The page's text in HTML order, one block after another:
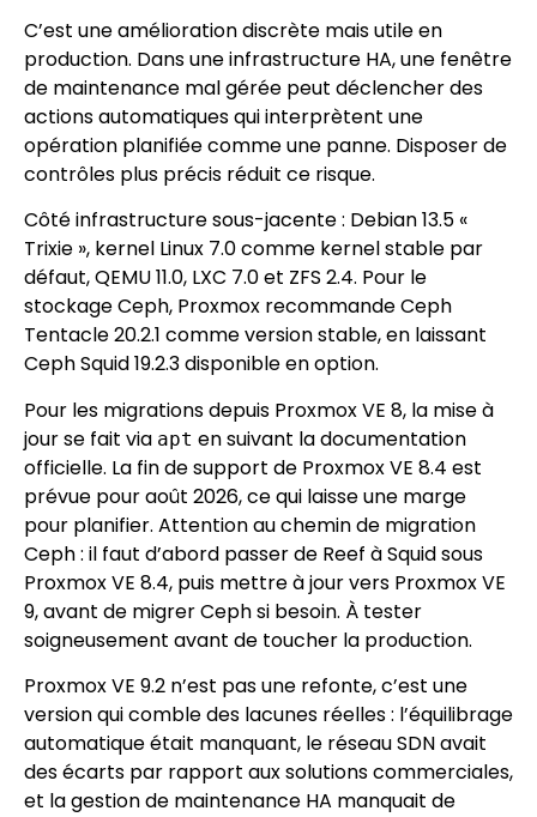
C’est une amélioration discrète mais utile en
production. Dans une infrastructure HA, une fenêtre
de maintenance mal gérée peut déclencher des
actions automatiques qui interprètent une
opération planifiée comme une panne. Disposer de
contrôles plus précis réduit ce risque.
Côté infrastructure sous-jacente : Debian 13.5 «
Trixie », kernel Linux 7.0 comme kernel stable par
défaut, QEMU 11.0, LXC 7.0 et ZFS 2.4. Pour le
stockage Ceph, Proxmox recommande Ceph
Tentacle 20.2.1 comme version stable, en laissant
Ceph Squid 19.2.3 disponible en option.
Pour les migrations depuis Proxmox VE 8, la mise à
jour se fait via apt en suivant la documentation
officielle. La fin de support de Proxmox VE 8.4 est
prévue pour août 2026, ce qui laisse une marge
pour planifier. Attention au chemin de migration
Ceph : il faut d’abord passer de Reef à Squid sous
Proxmox VE 8.4, puis mettre à jour vers Proxmox VE
9, avant de migrer Ceph si besoin. À tester
soigneusement avant de toucher la production.
Proxmox VE 9.2 n’est pas une refonte, c’est une
version qui comble des lacunes réelles : l’équilibrage
automatique était manquant, le réseau SDN avait
des écarts par rapport aux solutions commerciales,
et la gestion de maintenance HA manquait de